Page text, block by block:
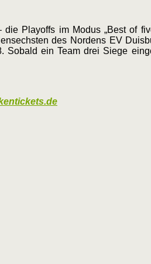
Playoffs im Modus „Best of
des Nordens EV
Sobald ein Team drei Siege